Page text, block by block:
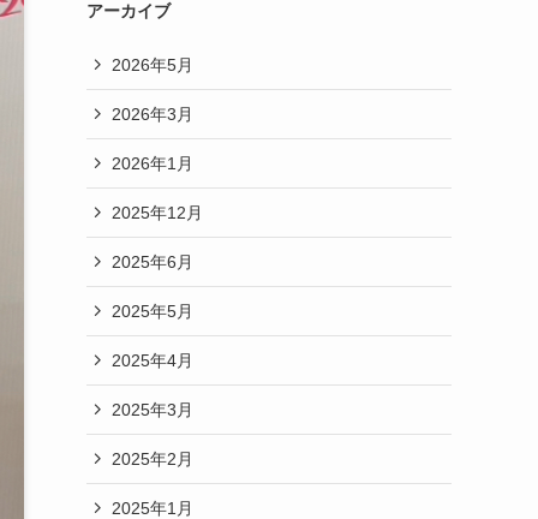
アーカイブ
2026年5月
2026年3月
2026年1月
2025年12月
2025年6月
2025年5月
2025年4月
2025年3月
2025年2月
2025年1月